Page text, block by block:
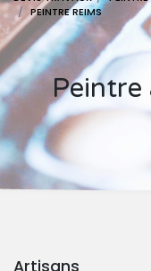
PEINTRE REIMS